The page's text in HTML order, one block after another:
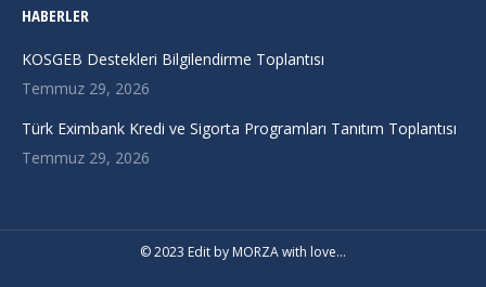
HABERLER
KOSGEB Destekleri Bilgilendirme Toplantısı
Temmuz 29, 2026
Türk Eximbank Kredi ve Sigorta Programları Tanıtım Toplantısı
Temmuz 29, 2026
© 2023 Edit by MORZAwith love…